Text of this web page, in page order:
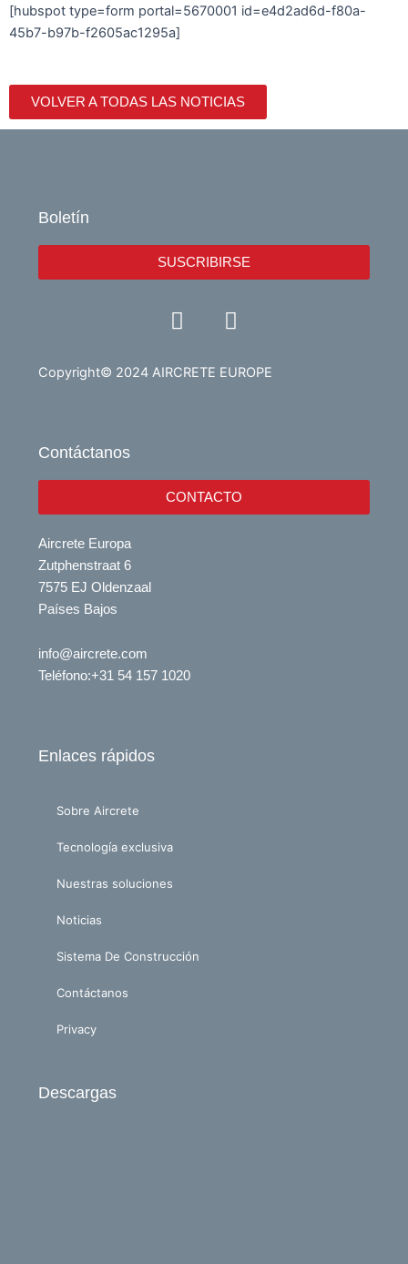
[hubspot type=form portal=5670001 id=e4d2ad6d-f80a-
45b7-b97b-f2605ac1295a]
VOLVER A TODAS LAS NOTICIAS
Boletín
SUSCRIBIRSE
Y
o
t
L
i
k
Copyright© 2024 AIRCRETE EUROPE
Contáctanos
CONTACTO
Aircrete Europa
Zutphenstraat 6
7575 EJ Oldenzaal
Países Bajos
info@aircrete.com
Teléfono:+31 54 157 1020
Enlaces rápidos
Sobre Aircrete
Tecnología exclusiva
Nuestras soluciones
Noticias
Sistema De Construcción
Contáctanos
Privacy
Descargas